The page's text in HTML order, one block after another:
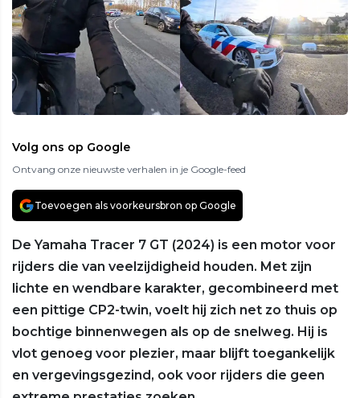
Volg ons op Google
Ontvang onze nieuwste verhalen in je Google-feed
Toevoegen als voorkeursbron op Google
De Yamaha Tracer 7 GT (2024) is een motor voor
rijders die van veelzijdigheid houden. Met zijn
lichte en wendbare karakter, gecombineerd met
een pittige CP2-twin, voelt hij zich net zo thuis op
bochtige binnenwegen als op de snelweg. Hij is
vlot genoeg voor plezier, maar blijft toegankelijk
en vergevingsgezind, ook voor rijders die geen